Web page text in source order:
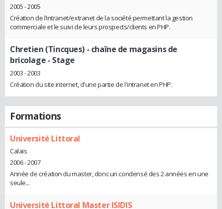
2005 - 2005
Création de l’intranet/extranet de la société permettant la gestion
commerciale et le suivi de leurs prospects/clients en PHP.
Chretien (Tincques) - chaîne de magasins de
bricolage - Stage
2003 - 2003
Création du site internet, d'une partie de l'intranet en PHP.
Formations
Université Littoral
Calais
2006 - 2007
Année de création du master, donc un condensé des 2 années en une
seule...
Université Littoral Master ISIDIS